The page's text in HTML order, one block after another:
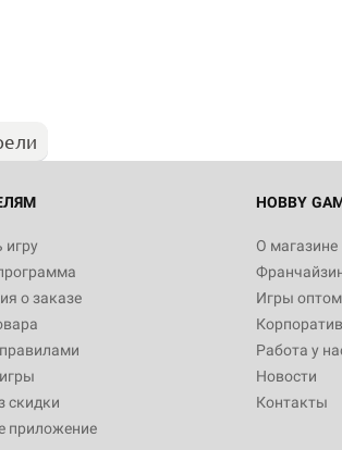
игру
о заказе
скидки
приложение
HOBBY
О магазине
Игры оптом
Работа у
Новости
Контакты
Белая
12 990
3 490